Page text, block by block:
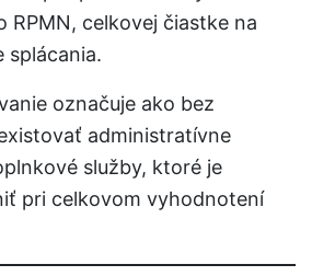
RPMN, celkovej čiastke na
splácania.
označuje ako bez
administratívne
služby, ktoré je
pri celkovom vyhodnotení